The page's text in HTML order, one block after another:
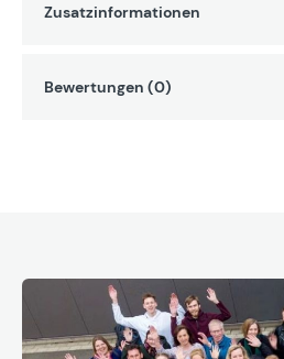
Zusatzinformationen
Bewertungen (0)